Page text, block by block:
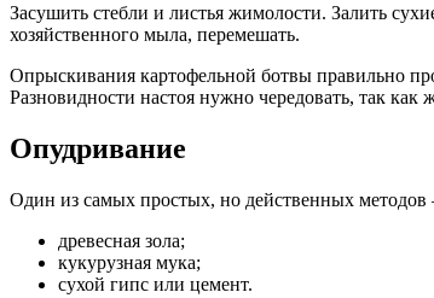
Засушить стебли и листья жимолости. Залить
хозяйственного мыла, перемешать.
Опрыскивания картофельной ботвы правильно
Разновидности настоя нужно чередовать, так как
Опудривание
Один из самых простых, но действенных методов
древесная зола;
кукурузная мука;
сухой гипс или цемент.